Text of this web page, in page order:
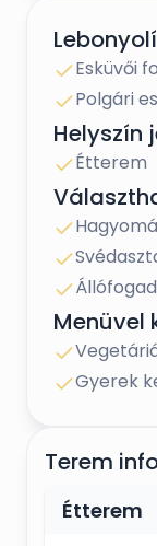
Esküvői
Polgári
Helyszín
Étterem
Menüvel
Gyerek
Terem
Étterem